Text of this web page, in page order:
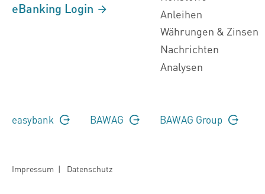
eBanking Login
Anleihen
Währungen & Zinsen
Nachrichten
Analysen
easybank BAWAG BAWAG Group
Impressum | Datenschutz